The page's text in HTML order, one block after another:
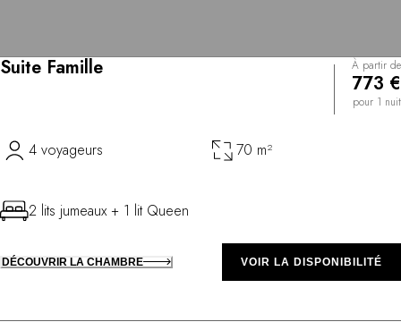
Suite Famille À partir de
773 €
pour 1 nuit
4 voyageurs 70 m²
2 lits jumeaux + 1 lit Queen
DÉCOUVRIR LA CHAMBRE VOIR LA DISPONIBILITÉ